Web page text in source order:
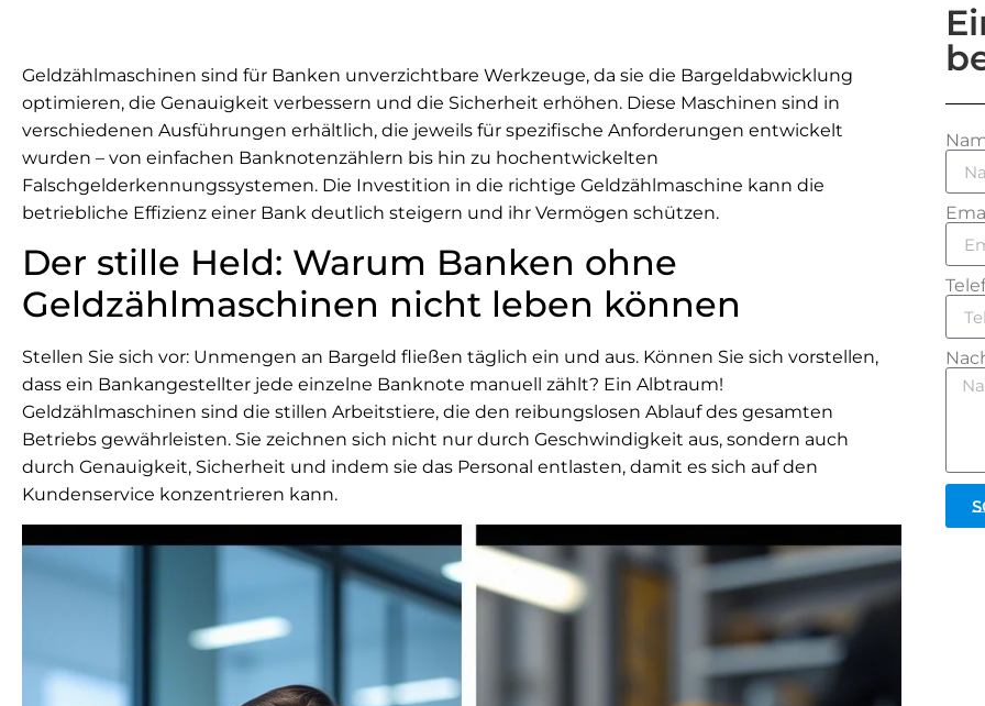
Geldzählmaschinen sind für Banken unverzichtbare Werkzeuge, da sie die Bargeldabwicklung
optimieren, die Genauigkeit verbessern und die Sicherheit erhöhen. Diese Maschinen sind in
verschiedenen Ausführungen erhältlich, die jeweils für spezifische Anforderungen entwickelt
wurden – von einfachen Banknotenzählern bis hin zu hochentwickelten
Falschgelderkennungssystemen. Die Investition in die richtige Geldzählmaschine kann die
betriebliche Effizienz einer Bank deutlich steigern und ihr Vermögen schützen.
Der stille Held: Warum Banken ohne
Geldzählmaschinen nicht leben können
Stellen Sie sich vor: Unmengen an Bargeld fließen täglich ein und aus. Können Sie sich vorstellen,
dass ein Bankangestellter jede einzelne Banknote manuell zählt? Ein Albtraum!
Geldzählmaschinen sind die stillen Arbeitstiere, die den reibungslosen Ablauf des gesamten
Betriebs gewährleisten. Sie zeichnen sich nicht nur durch Geschwindigkeit aus, sondern auch
durch Genauigkeit, Sicherheit und indem sie das Personal entlasten, damit es sich auf den
Kundenservice konzentrieren kann.